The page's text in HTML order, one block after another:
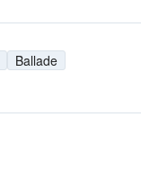
Ballade